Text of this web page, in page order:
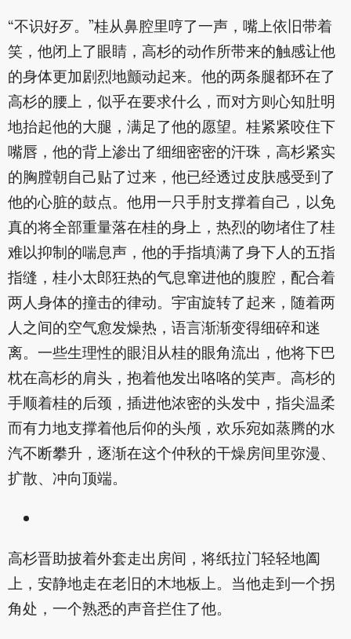
“不识好歹。”桂从鼻腔里哼了一声，嘴上依旧带着
笑，他闭上了眼睛，高杉的动作所带来的触感让他
的身体更加剧烈地颤动起来。他的两条腿都环在了
高杉的腰上，似乎在要求什么，而对方则心知肚明
地抬起他的大腿，满足了他的愿望。桂紧紧咬住下
嘴唇，他的背上渗出了细细密密的汗珠，高杉紧实
的胸膛朝自己贴了过来，他已经透过皮肤感受到了
他的心脏的鼓点。他用一只手肘支撑着自己，以免
真的将全部重量落在桂的身上，热烈的吻堵住了桂
难以抑制的喘息声，他的手指填满了身下人的五指
指缝，桂小太郎狂热的气息窜进他的腹腔，配合着
两人身体的撞击的律动。宇宙旋转了起来，随着两
人之间的空气愈发燥热，语言渐渐变得细碎和迷
离。一些生理性的眼泪从桂的眼角流出，他将下巴
枕在高杉的肩头，抱着他发出咯咯的笑声。高杉的
手顺着桂的后颈，插进他浓密的头发中，指尖温柔
而有力地支撑着他后仰的头颅，欢乐宛如蒸腾的水
汽不断攀升，逐渐在这个仲秋的干燥房间里弥漫、
扩散、冲向顶端。
高杉晋助披着外套走出房间，将纸拉门轻轻地阖
上，安静地走在老旧的木地板上。当他走到一个拐
角处，一个熟悉的声音拦住了他。